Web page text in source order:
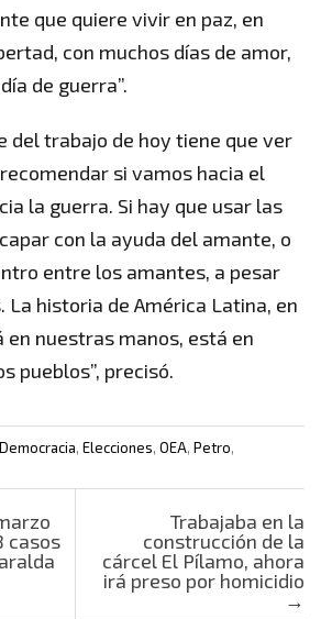
que quiere vivir en paz, en
con muchos días de amor,
de guerra”.
del trabajo de hoy tiene que ver
si vamos hacia el
la guerra. Si hay que usar las
con la ayuda del amante, o
entre los amantes, a pesar
La historia de América Latina, en
nuestras manos, está en
pueblos”, precisó.
Democracia, Elecciones, OEA, Petro,
casos
Trabajaba en la
construcción de la
cárcel El Pílamo, ahora
irá preso por homicidio
→